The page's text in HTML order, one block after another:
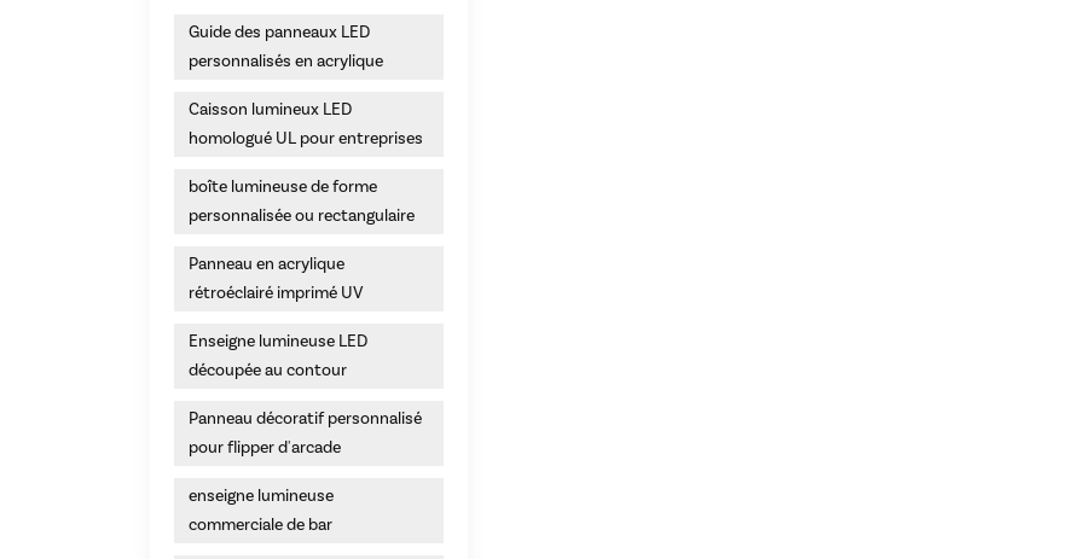
Guide des panneaux LED
personnalisés en acrylique
Caisson lumineux LED
homologué UL pour entreprises
boîte lumineuse de forme
personnalisée ou rectangulaire
Panneau en acrylique
rétroéclairé imprimé UV
Enseigne lumineuse LED
découpée au contour
Panneau décoratif personnalisé
pour flipper d'arcade
enseigne lumineuse
commerciale de bar